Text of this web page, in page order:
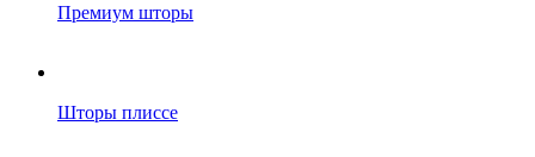
Премиум шторы
Шторы плиссе